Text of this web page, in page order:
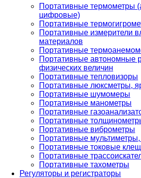
Портативные термометры
цифровые)
Портативные
Портативные измерители
материалов
Портативные
Портативные автономные
физических величин
Портативные тепловизоры
Портативные люксметры,
Портативные шумомеры
Портативные манометры
Портативные
Портативные
Портативные виброметры
Портативные мультиметры,
Портативные токовые
Портативные
Портативные тахометры
Регуляторы и регистраторы